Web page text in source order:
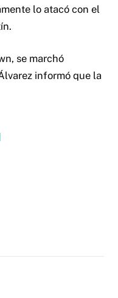
lo atacó con el
se marchó
informó que la